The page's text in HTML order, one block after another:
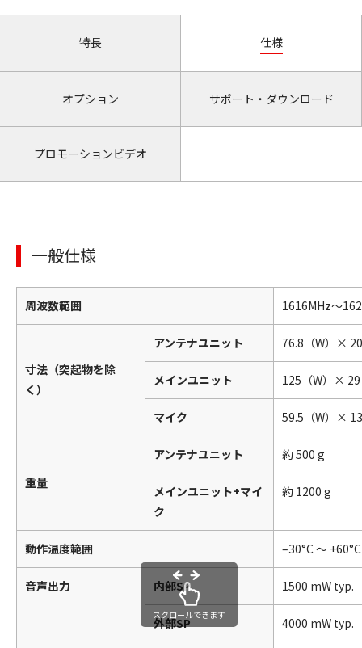
特長 仕様
オプション サポート・ダウンロード
プロモーションビデオ
一般仕様
周波数範囲 1616MHz〜
寸法（突起物を除
く）
アンテナユニット 76.8（W）×
メインユニット 125（W）×
マイク 59.5（W）×
重量
アンテナユニット 約 500 g
メインユニット+マイ
ク
約 1200 g
動作温度範囲 –30°C 〜 +60°C
音声出力 内部SP 1500 mW typ.
外部SP 4000 mW typ.
スクロールできます